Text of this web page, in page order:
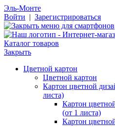
Эль-Монте
Войти | Зарегистрироваться
Каталог товаров
Закрыть
Цветной картон
Цветной картон
Картон цветной
листа)
Картон
(от 1 листа)
Картон